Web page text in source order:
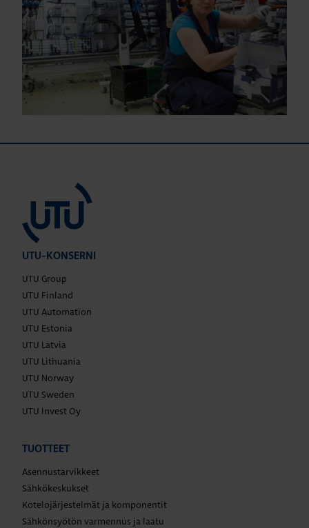
UTU-KONSERNI
UTU Group
UTU Finland
UTU Automation
UTU Estonia
UTU Latvia
UTU Lithuania
UTU Norway
UTU Sweden
UTU Invest Oy
TUOTTEET
Asennustarvikkeet
Sähkökeskukset
Kotelojärjestelmät ja komponentit
Sähkönsyötön varmennus ja laatu